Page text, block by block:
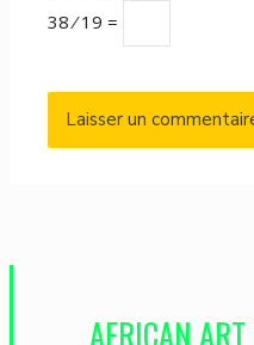
38 ⁄ 19 =
AFRICAN